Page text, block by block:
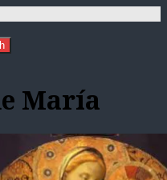
María